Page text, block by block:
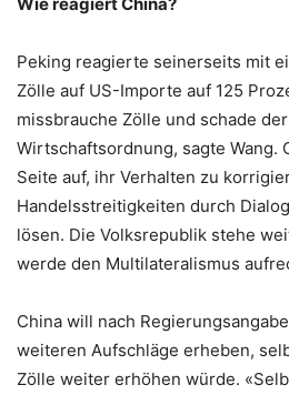
Peking reagierte seinerseits mit
Zölle auf US-Importe auf 125
missbrauche Zölle und schade
Wirtschaftsordnung, sagte Wang.
Seite auf, ihr Verhalten zu
Handelsstreitigkeiten durch
lösen. Die Volksrepublik stehe
werde den Multilateralismus
China will nach
weiteren Aufschläge erheben,
Zölle weiter erhöhen würde.